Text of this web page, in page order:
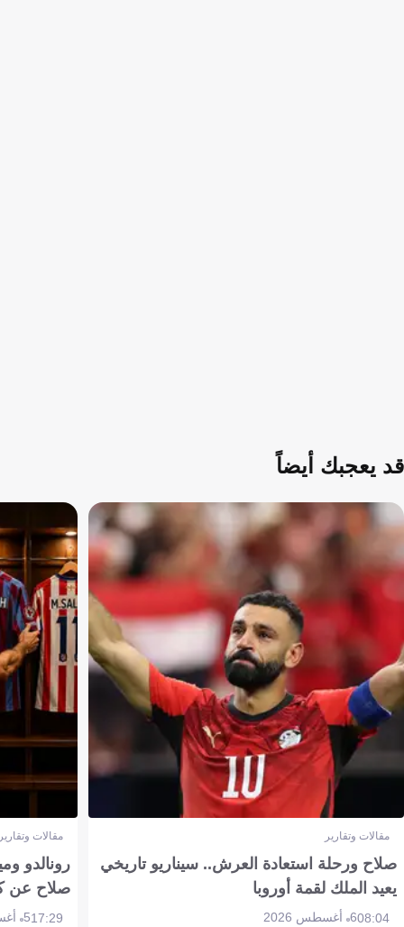
قد يعجبك أيضاً
مقالات وتقارير
صلاح ورحلة استعادة العرش.. سيناريو تاريخي
يعيد الملك لقمة أوروبا
08:046 أغسطس 2026
مقالات
رونالدو
صلاح عن
17:295 أغسطس 2026